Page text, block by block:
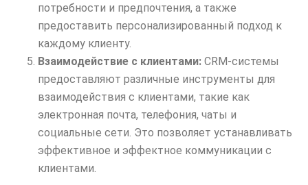
потребности и предпочтения, а также
предоставить персонализированный подход к
каждому клиенту.
Взаимодействие с клиентами: CRM-системы
предоставляют различные инструменты для
взаимодействия с клиентами, такие как
электронная почта, телефония, чаты и
социальные сети. Это позволяет устанавливать
эффективное и эффектное коммуникации с
клиентами.